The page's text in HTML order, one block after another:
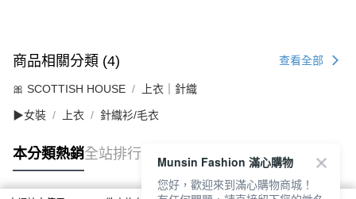
商品相關分類 (4) 查看全部
🎀 SCOTTISH HOUSE 上衣｜針織
▶女裝 上衣 針織衫/毛衣
本分類熱銷全站排行
Munsin Fashion 滿心購物
您好，歡迎來到滿心購物商城！